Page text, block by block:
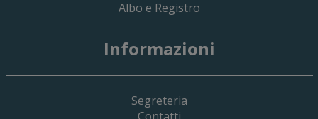
19 Giugno 2026
Albo e Registro
Informazioni
Segreteria